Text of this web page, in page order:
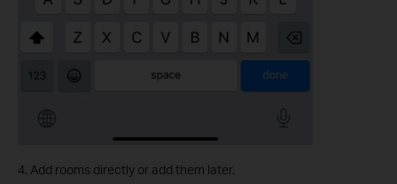
4. Add rooms directly or add them later.